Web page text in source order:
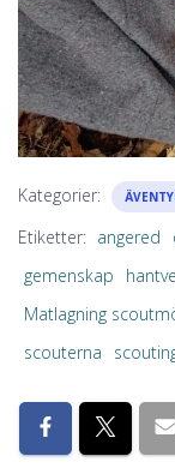
Kategorier:
Etiketter: angered
gemenskap
Matlagning
scouterna